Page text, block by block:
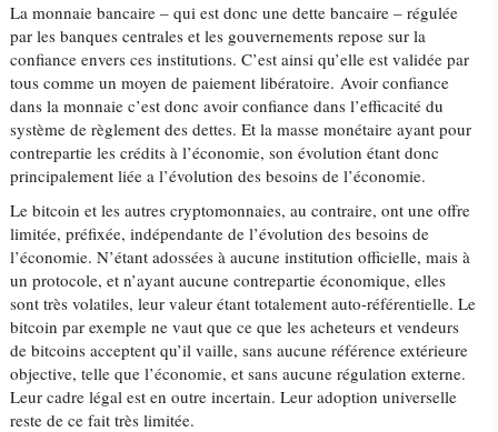
La monnaie bancaire – qui est donc une dette bancaire – régulée
par les banques centrales et les gouvernements repose sur la
confiance envers ces institutions. C’est ainsi qu’elle est validée par
tous comme un moyen de paiement libératoire. Avoir confiance
dans la monnaie c’est donc avoir confiance dans l’efficacité du
système de règlement des dettes. Et la masse monétaire ayant pour
contrepartie les crédits à l’économie, son évolution étant donc
principalement liée a l’évolution des besoins de l’économie.
Le bitcoin et les autres cryptomonnaies, au contraire, ont une offre
limitée, préfixée, indépendante de l’évolution des besoins de
l’économie. N’étant adossées à aucune institution officielle, mais à
un protocole, et n’ayant aucune contrepartie économique, elles
sont très volatiles, leur valeur étant totalement auto-référentielle. Le
bitcoin par exemple ne vaut que ce que les acheteurs et vendeurs
de bitcoins acceptent qu’il vaille, sans aucune référence extérieure
objective, telle que l’économie, et sans aucune régulation externe.
Leur cadre légal est en outre incertain. Leur adoption universelle
reste de ce fait très limitée.